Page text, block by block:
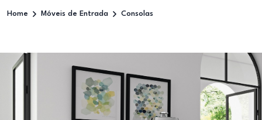
Home Móveis de Entrada Consolas